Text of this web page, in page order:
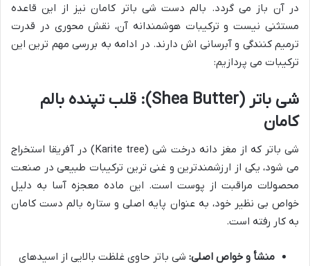
در آن باز می گردد. بالم دست شی باتر کامان نیز از این قاعده
مستثنی نیست و ترکیبات هوشمندانه آن، نقش محوری در قدرت
ترمیم کنندگی و آبرسانی اش دارند. در ادامه به بررسی مهم ترین این
ترکیبات می پردازیم:
شی باتر (Shea Butter): قلب تپنده بالم
کامان
شی باتر که از مغز دانه درخت شی (Karite tree) در آفریقا استخراج
می شود، یکی از ارزشمندترین و غنی ترین ترکیبات طبیعی در صنعت
محصولات مراقبت از پوست است. این ماده معجزه آسا به دلیل
خواص بی نظیر خود، به عنوان پایه اصلی و ستاره بالم دست کامان
به کار رفته است.
منشأ و خواص اصلی: شی باتر حاوی غلظت بالایی از اسیدهای